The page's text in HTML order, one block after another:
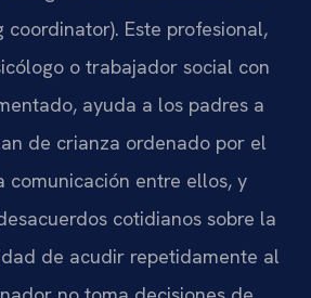
coordinator). Este profesional,
o trabajador social con
ayuda a los padres a
de crianza ordenado por el
entre ellos, y
cotidianos sobre la
de acudir repetidamente al